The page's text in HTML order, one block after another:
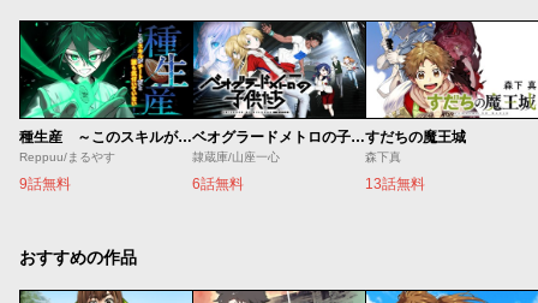
種生産 ～このスキルがチートだとまだ誰も気付いていない～
Reppuu/まるやす
9話無料
ベオグラードメトロの子供たち
隷蔵庫/山座一心
6話無料
すだちの魔王城
森下真
13話無料
おすすめの作品